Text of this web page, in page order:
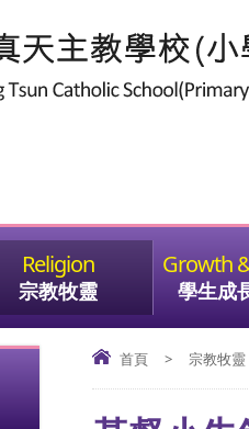
宗教牧靈 學生成
首頁 > 宗教牧靈